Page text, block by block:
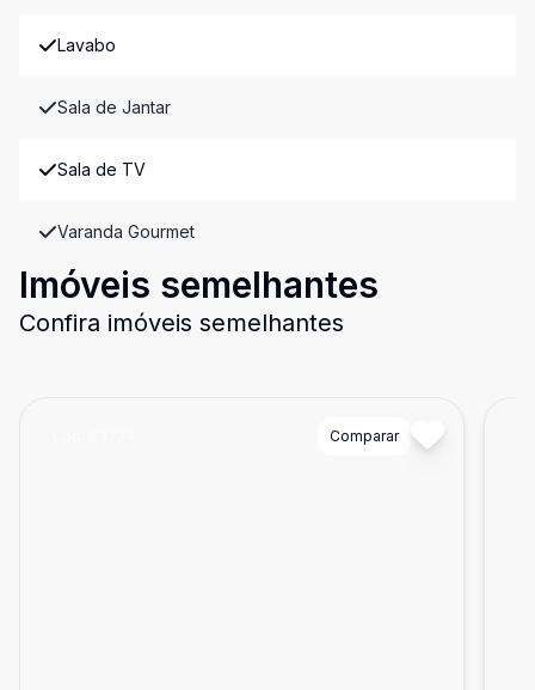
Lavabo
Sala de Jantar
Sala de TV
Varanda Gourmet
Imóveis semelhantes
Confira imóveis semelhantes
Comparar